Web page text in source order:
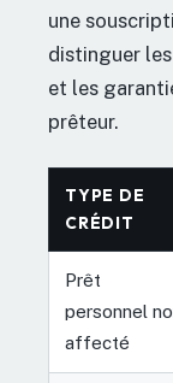
une
distinguer
et les
prêteur.
TYPE DE
CRÉDIT
Prêt
personnel
affecté